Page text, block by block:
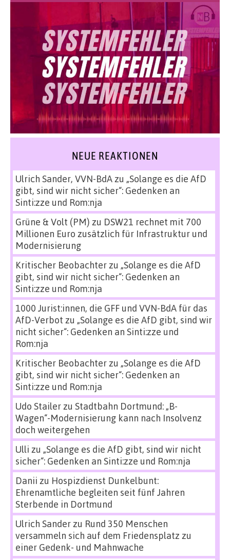
NEUE REAKTIONEN
Ulrich Sander, VVN-BdAzu „Solange es die AfD
gibt, sind wir nicht sicher“: Gedenken an
Sinti:zze und Rom:nja
Grüne & Volt (PM) zu DSW21 rechnet mit 700
Millionen Euro zusätzlich für Infrastruktur und
Modernisierung
Kritischer Beobachterzu „Solange es die AfD
gibt, sind wir nicht sicher“: Gedenken an
Sinti:zze und Rom:nja
1000 Jurist:innen, die GFF und VVN-BdA für das
AfD-Verbot zu „Solange es die AfD gibt, sind wir
nicht sicher“: Gedenken an Sinti:zze und
Rom:nja
Kritischer Beobachterzu „Solange es die AfD
gibt, sind wir nicht sicher“: Gedenken an
Sinti:zze und Rom:nja
Udo Stailerzu Stadtbahn Dortmund: „B-
Wagen“-Modernisierung kann nach Insolvenz
doch weitergehen
Ulli zu „Solange es die AfD gibt, sind wir nicht
sicher“: Gedenken an Sinti:zze und Rom:nja
Danii zu Hospizdienst Dunkelbunt:
Ehrenamtliche begleiten seit fünf Jahren
Sterbende in Dortmund
Ulrich Sanderzu Rund 350 Menschen
versammeln sich auf dem Friedensplatz zu
einer Gedenk- und Mahnwache